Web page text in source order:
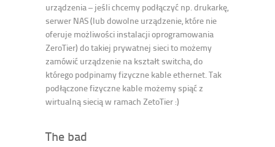
urządzenia – jeśli chcemy podłączyć np. drukarkę,
serwer NAS (lub dowolne urządzenie, które nie
oferuje możliwości instalacji oprogramowania
ZeroTier) do takiej prywatnej sieci to możemy
zamówić urządzenie na kształt switcha, do
którego podpinamy fizyczne kable ethernet. Tak
podłączone fizyczne kable możemy spiąć z
wirtualną siecią w ramach ZetoTier :)
The bad